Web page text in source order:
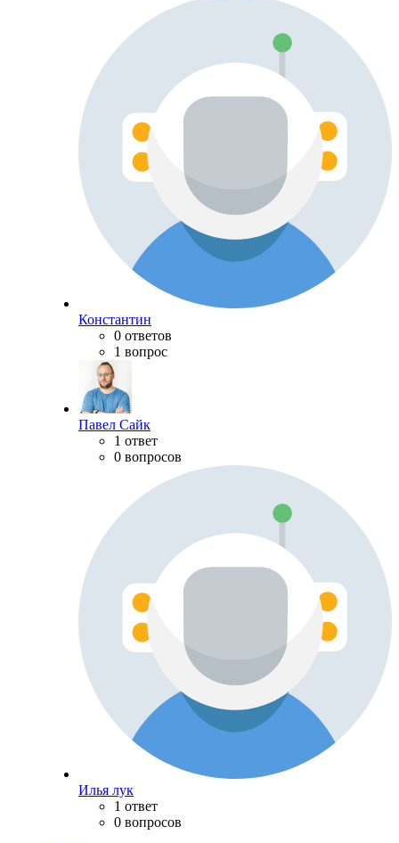
Константин
0 ответов
1 вопрос
Павел Сайк
1 ответ
0 вопросов
Илья лук
1 ответ
0 вопросов